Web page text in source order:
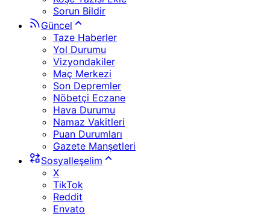
Sorun Bildir
Güncel
Taze Haberler
Yol Durumu
Vizyondakiler
Maç Merkezi
Son Depremler
Nöbetçi Eczane
Hava Durumu
Namaz Vakitleri
Puan Durumları
Gazete Manşetleri
Sosyalleşelim
X
TikTok
Reddit
Envato